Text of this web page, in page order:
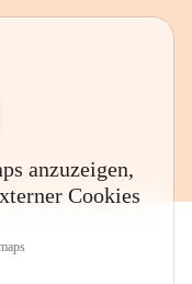
anzuzeigen,
Cookies